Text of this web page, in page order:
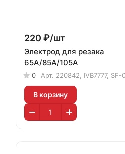
220 ₽/шт
Электрод для резака
65A/85A/105A
0 Арт. 220842, IVB7777, SF-
В корзину